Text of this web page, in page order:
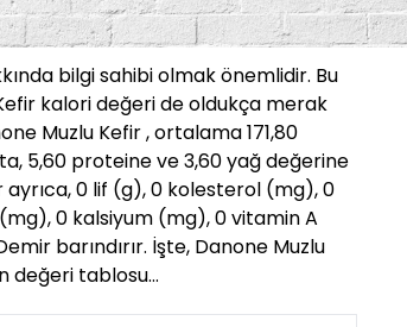
bilgi sahibi olmak önemlidir. Bu
kalori değeri de oldukça merak
Muzlu Kefir , ortalama 171,80
5,60 proteine ve 3,60 yağ değerine
ayrıca, 0 lif (g), 0 kolesterol (mg), 0
0 kalsiyum (mg), 0 vitamin A
barındırır. İşte, Danone Muzlu
değeri tablosu…